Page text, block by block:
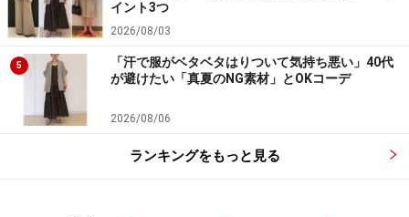
う定番の組み合わせでも、夏らしいおしゃれが楽しめま
す。
イント3つ
2026/08/03
5
「汗で服がベタベタはりついて気持ち悪い」40代
が避けたい「真夏のNG素材」とOKコーデ
2026/08/06
ランキングをもっと見る